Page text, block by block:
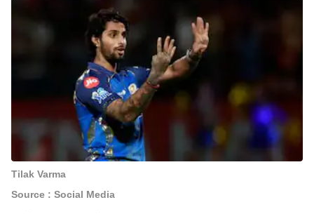
Tilak Varma
Source : Social Media